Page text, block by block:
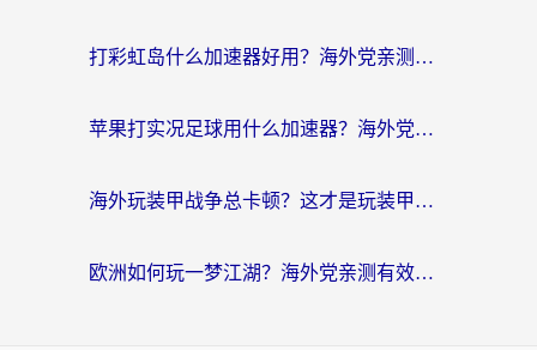
打彩虹岛什么加速器好用？海外党亲测的国服游戏加速终极指南
苹果打实况足球用什么加速器？海外党亲测有效的国服游戏加速指南
海外玩装甲战争总卡顿？这才是玩装甲战争最好的加速器（附马来西亚玩重装上阵攻略）
欧洲如何玩一梦江湖？海外党亲测有效的国服游戏加速指南